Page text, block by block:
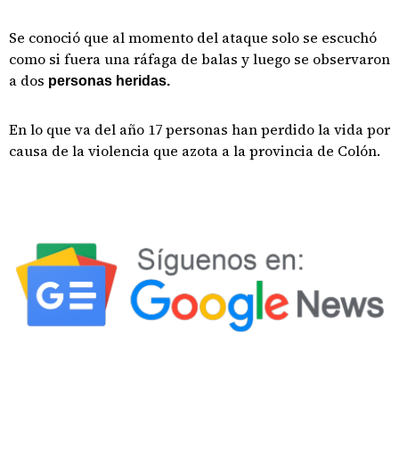
Se conoció que al momento del ataque solo se escuchó
como si fuera una ráfaga de balas y luego se observaron
a dos personas heridas.
En lo que va del año 17 personas han perdido la vida por
causa de la violencia que azota a la provincia de Colón.